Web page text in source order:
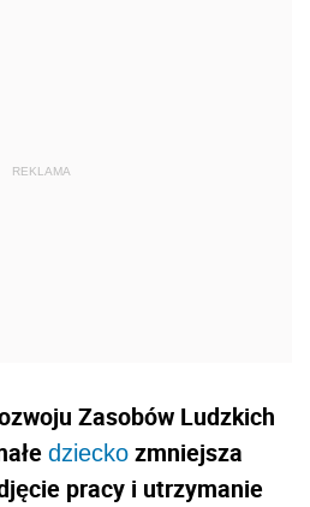
Zasobów Ludzkich
dziecko zmniejsza
pracy i utrzymanie